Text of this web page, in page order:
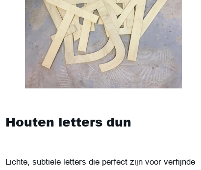
Houten letters dun
Lichte, subtiele letters die perfect zijn voor verfijnde